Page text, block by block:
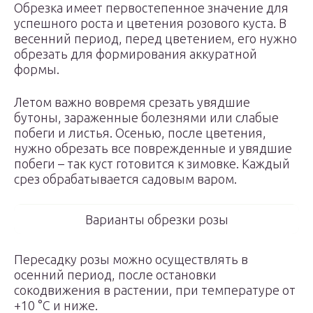
Обрезка имеет первостепенное значение для
успешного роста и цветения розового куста. В
весенний период, перед цветением, его нужно
обрезать для формирования аккуратной
формы.
Летом важно вовремя срезать увядшие
бутоны, зараженные болезнями или слабые
побеги и листья. Осенью, после цветения,
нужно обрезать все поврежденные и увядшие
побеги – так куст готовится к зимовке. Каждый
срез обрабатывается садовым варом.
Варианты обрезки розы
Пересадку розы можно осуществлять в
осенний период, после остановки
сокодвижения в растении, при температуре от
+10 °C и ниже.